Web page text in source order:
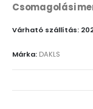
Csomagolási
Várható szállítás:
Márka: DAKLS